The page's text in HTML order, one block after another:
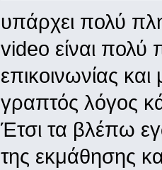
υπάρχει πολύ
video είναι πολύ
επικοινωνίας
γραπτός λόγος
Έτσι τα βλέπω
της εκμάθησης